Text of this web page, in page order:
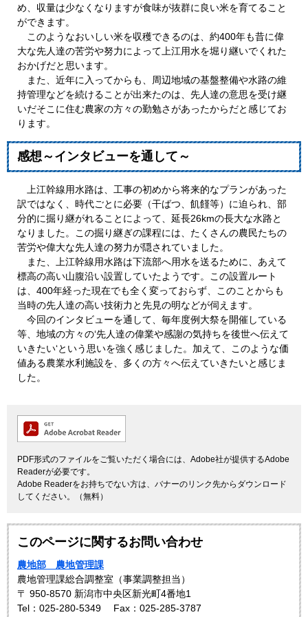
め、収量は少なくなりますが食味が抜群に良い米を育てること
ができます。
このようなおいしい米を収穫できるのは、約400年も昔に偉
大な先人達の苦労や努力によって上江用水を堀り継いでくれた
おかげだと思います。
また、近年に入ってからも、周辺地域の基盤整備や水路の維
持管理などを続けることが出来たのは、先人達の意思を受け継
いだそこに住む農家の方々の勤勉さがあったからだと感じてお
ります。
感想～インタビューを通して～
上江幹線用水路は、工事の初めから将来的なプランがあった
訳ではなく、時代ごとに必要（干ばつ、飢饉等）に迫られ、部
分的に掘り継がれることによって、延長26kmの長大な水路と
なりました。この掘り継ぎの課程には、たくさんの農民たちの
苦労や偉大な先人達の努力が隠されていました。
また、上江幹線用水路は下流部へ用水を送るために、あえて
標高の高い山腹沿い設置していたようです。この設置ルート
は、400年経った現在でも全く変っておらず、このことからも
当時の先人達の高い技術力と先見の明などが伺えます。
今回のインタビューを通して、毎年度例大祭を開催している
等、地域の方々の‘先人達の偉業や感謝の気持ちを後世へ伝えて
いきたい‘という思いを強く感じました。加えて、このような価
値ある農業水利施設を、多くの方々へ伝えていきたいと感じま
した。
PDF形式のファイルをご覧いただく場合には、Adobe社が提供するAdobe
Readerが必要です。
Adobe Readerをお持ちでない方は、バナーのリンク先からダウンロード
してください。（無料）
このページに関するお問い合わせ
農地部 農地管理課
農地管理課総合調整室（事業調整担当）
〒 950-8570 新潟市中央区新光町4番地1
Tel：025-280-5349
Fax：025-285-3787